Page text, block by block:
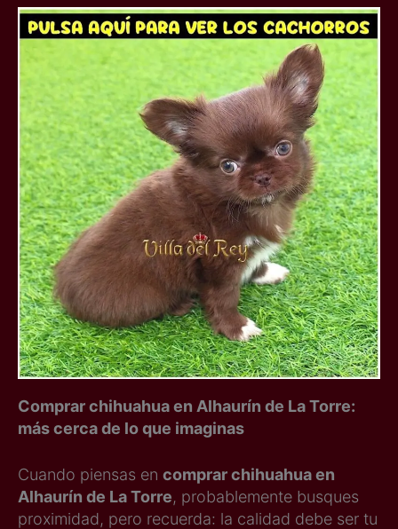
Comprar chihuahua en Alhaurín de La Torre:
más cerca de lo que imaginas
Cuando piensas en comprar chihuahua en
Alhaurín de La Torre, probablemente busques
proximidad, pero recuerda: la calidad debe ser tu